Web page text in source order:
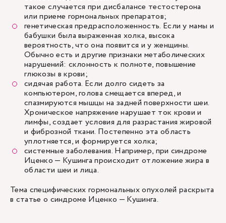
такое случается при дисбалансе тестостерона
или приеме гормональных препаратов;
генетическая предрасположенность. Если у мамы и
бабушки была выраженная холка, высока
вероятность, что она появится и у женщины.
Обычно есть и другие признаки метаболических
нарушений: склонность к полноте, повышение
глюкозы в крови;
сидячая работа. Если долго сидеть за
компьютером, голова смещается вперед, и
спазмируются мышцы на задней поверхности шеи.
Хроническое напряжение нарушает ток крови и
лимфы, создает условия для разрастания жировой
и фиброзной ткани. Постепенно эта область
уплотняется, и формируется холка;
системные заболевания. Например, при синдроме
Иценко — Кушинга происходит отложение жира в
области шеи и лица.
Тема специфических гормональных опухолей раскрыта
в статье о синдроме Иценко — Кушинга.